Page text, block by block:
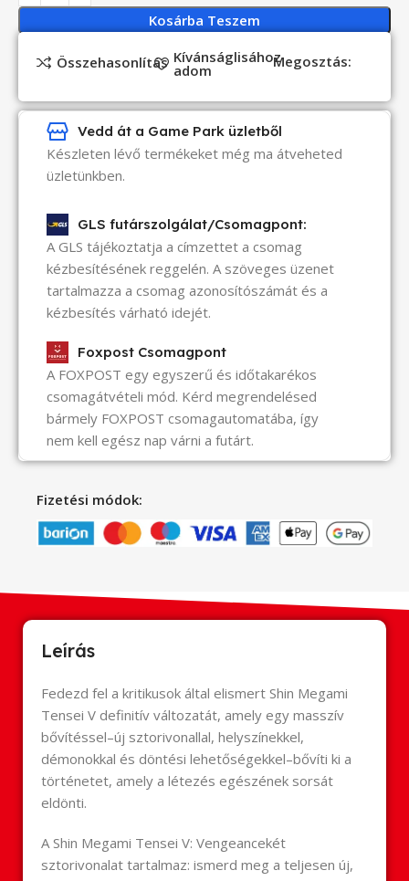
Kosárba Teszem
Összehasonlítás Kívánságlisához
adom Megosztás:
Vedd át a Game Park üzletből
Készleten lévő termékeket még ma átveheted
üzletünkben.
GLS futárszolgálat/Csomagpont:
A GLS tájékoztatja a címzettet a csomag
kézbesítésének reggelén. A szöveges üzenet
tartalmazza a csomag azonosítószámát és a
kézbesítés várható idejét.
Foxpost Csomagpont
A FOXPOST egy egyszerű és időtakarékos
csomagátvételi mód. Kérd megrendelésed
bármely FOXPOST csomagautomatába, így
nem kell egész nap várni a futárt.
Fizetési módok:
Leírás
Fedezd fel a kritikusok által elismert Shin Megami
Tensei V definitív változatát, amely egy masszív
bővítéssel–új sztorivonallal, helyszínekkel,
démonokkal és döntési lehetőségekkel–bővíti ki a
történetet, amely a létezés egészének sorsát
eldönti.
A Shin Megami Tensei V: Vengeancekét
sztorivonalat tartalmaz: ismerd meg a teljesen új,